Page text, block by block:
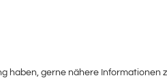
haben, gerne nähere Informationen